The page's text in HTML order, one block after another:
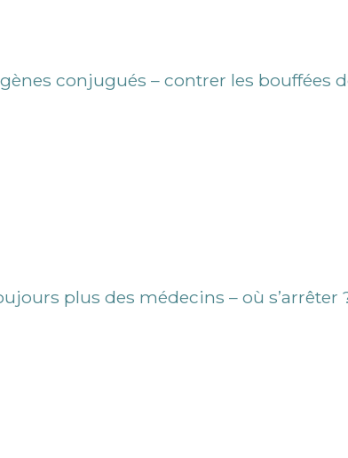
conjugués – contrer les bouffées
plus des médecins – où s’arrêter